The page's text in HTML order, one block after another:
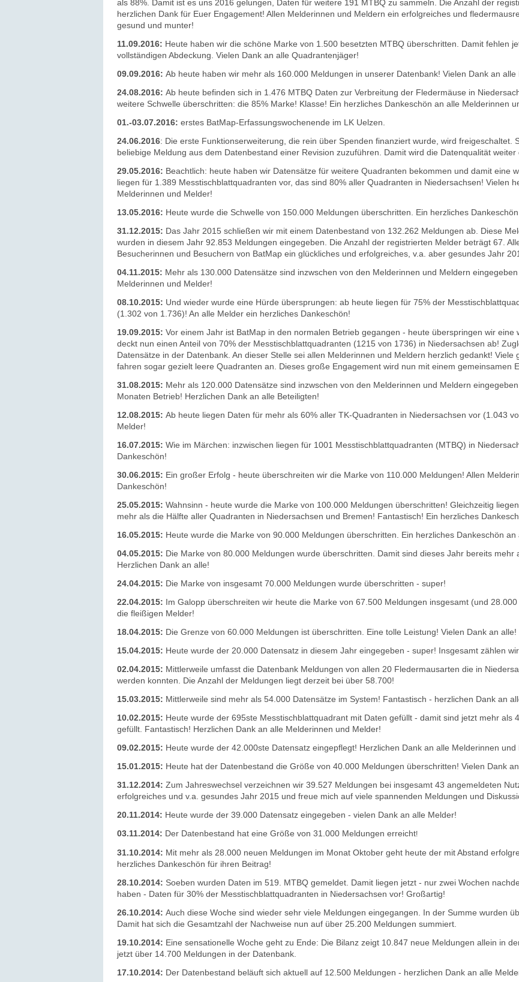
als 88%. Damit ist es uns 2016 gelungen, Daten für weitere 191 MTBQ zu sammeln. Die Anzahl der
herzlichen Dank für Euer Engagement! Allen Melderinnen und Meldern ein erfolgreiches und
gesund und munter!
11.09.2016: Heute haben wir die schöne Marke von 1.500 besetzten MTBQ überschritten. Damit fehlen
vollständigen Abdeckung. Vielen Dank an alle Quadrantenjäger!
09.09.2016: Ab heute haben wir mehr als 160.000 Meldungen in unserer Datenbank! Vielen Dank an
24.08.2016: Ab heute befinden sich in 1.476 MTBQ Daten zur Verbreitung der Fledermäuse in
weitere Schwelle überschritten: die 85% Marke! Klasse! Ein herzliches Dankeschön an alle Melderinnen
01.-03.07.2016: erstes BatMap-Erfassungswochenende im LK Uelzen.
24.06.2016: Die erste Funktionserweiterung, die rein über Spenden finanziert wurde, wird freigeschaltet.
beliebige Meldung aus dem Datenbestand einer Revision zuzuführen. Damit wird die Datenqualität
29.05.2016: Beachtlich: heute haben wir Datensätze für weitere Quadranten bekommen und damit eine
liegen für 1.389 Messtischblattquadranten vor, das sind 80% aller Quadranten in Niedersachsen! Vielen
Melderinnen und Melder!
13.05.2016: Heute wurde die Schwelle von 150.000 Meldungen überschritten. Ein herzliches
31.12.2015: Das Jahr 2015 schließen wir mit einem Datenbestand von 132.262 Meldungen ab. Diese
wurden in diesem Jahr 92.853 Meldungen eingegeben. Die Anzahl der registrierten Melder beträgt 67.
Besucherinnen und Besuchern von BatMap ein glückliches und erfolgreiches, v.a. aber gesundes Jahr
04.11.2015: Mehr als 130.000 Datensätze sind inzwschen von den Melderinnen und Meldern
Melderinnen und Melder!
08.10.2015: Und wieder wurde eine Hürde übersprungen: ab heute liegen für 75% der
(1.302 von 1.736)! An alle Melder ein herzliches Dankeschön!
19.09.2015: Vor einem Jahr ist BatMap in den normalen Betrieb gegangen - heute überspringen wir
deckt nun einen Anteil von 70% der Messtischblattquadranten (1215 von 1736) in Niedersachsen ab!
Datensätze in der Datenbank. An dieser Stelle sei allen Melderinnen und Meldern herzlich gedankt! Viele
fahren sogar gezielt leere Quadranten an. Dieses große Engagement wird nun mit einem gemeinsamen
31.08.2015: Mehr als 120.000 Datensätze sind inzwschen von den Melderinnen und Meldern
Monaten Betrieb! Herzlichen Dank an alle Beteiligten!
12.08.2015: Ab heute liegen Daten für mehr als 60% aller TK-Quadranten in Niedersachsen vor (1.043
Melder!
16.07.2015: Wie im Märchen: inzwischen liegen für 1001 Messtischblattquadranten (MTBQ) in
Dankeschön!
30.06.2015: Ein großer Erfolg - heute überschreiten wir die Marke von 110.000 Meldungen! Allen
Dankeschön!
25.05.2015: Wahnsinn - heute wurde die Marke von 100.000 Meldungen überschritten! Gleichzeitig
mehr als die Hälfte aller Quadranten in Niedersachsen und Bremen! Fantastisch! Ein herzliches
16.05.2015: Heute wurde die Marke von 90.000 Meldungen überschritten. Ein herzliches Dankeschön
04.05.2015: Die Marke von 80.000 Meldungen wurde überschritten. Damit sind dieses Jahr bereits mehr
Herzlichen Dank an alle!
24.04.2015: Die Marke von insgesamt 70.000 Meldungen wurde überschritten - super!
22.04.2015: Im Galopp überschreiten wir heute die Marke von 67.500 Meldungen insgesamt (und
die fleißigen Melder!
18.04.2015: Die Grenze von 60.000 Meldungen ist überschritten. Eine tolle Leistung! Vielen Dank an alle!
15.04.2015: Heute wurde der 20.000 Datensatz in diesem Jahr eingegeben - super! Insgesamt zählen
02.04.2015: Mittlerweile umfasst die Datenbank Meldungen von allen 20 Fledermausarten die in
werden konnten. Die Anzahl der Meldungen liegt derzeit bei über 58.700!
15.03.2015: Mittlerweile sind mehr als 54.000 Datensätze im System! Fantastisch - herzlichen Dank an
10.02.2015: Heute wurde der 695ste Messtischblattquadrant mit Daten gefüllt - damit sind jetzt mehr als
gefüllt. Fantastisch! Herzlichen Dank an alle Melderinnen und Melder!
09.02.2015: Heute wurde der 42.000ste Datensatz eingepflegt! Herzlichen Dank an alle Melderinnen und
15.01.2015: Heute hat der Datenbestand die Größe von 40.000 Meldungen überschritten! Vielen Dank
31.12.2014: Zum Jahreswechsel verzeichnen wir 39.527 Meldungen bei insgesamt 43 angemeldeten
erfolgreiches und v.a. gesundes Jahr 2015 und freue mich auf viele spannenden Meldungen und
20.11.2014: Heute wurde der 39.000 Datensatz eingegeben - vielen Dank an alle Melder!
03.11.2014: Der Datenbestand hat eine Größe von 31.000 Meldungen erreicht!
31.10.2014: Mit mehr als 28.000 neuen Meldungen im Monat Oktober geht heute der mit Abstand
herzliches Dankeschön für ihren Beitrag!
28.10.2014: Soeben wurden Daten im 519. MTBQ gemeldet. Damit liegen jetzt - nur zwei Wochen
haben - Daten für 30% der Messtischblattquadranten in Niedersachsen vor! Großartig!
26.10.2014: Auch diese Woche sind wieder sehr viele Meldungen eingegangen. In der Summe wurden
Damit hat sich die Gesamtzahl der Nachweise nun auf über 25.200 Meldungen summiert.
19.10.2014: Eine sensationelle Woche geht zu Ende: Die Bilanz zeigt 10.847 neue Meldungen allein in
jetzt über 14.700 Meldungen in der Datenbank.
17.10.2014: Der Datenbestand beläuft sich aktuell auf 12.500 Meldungen - herzlichen Dank an alle